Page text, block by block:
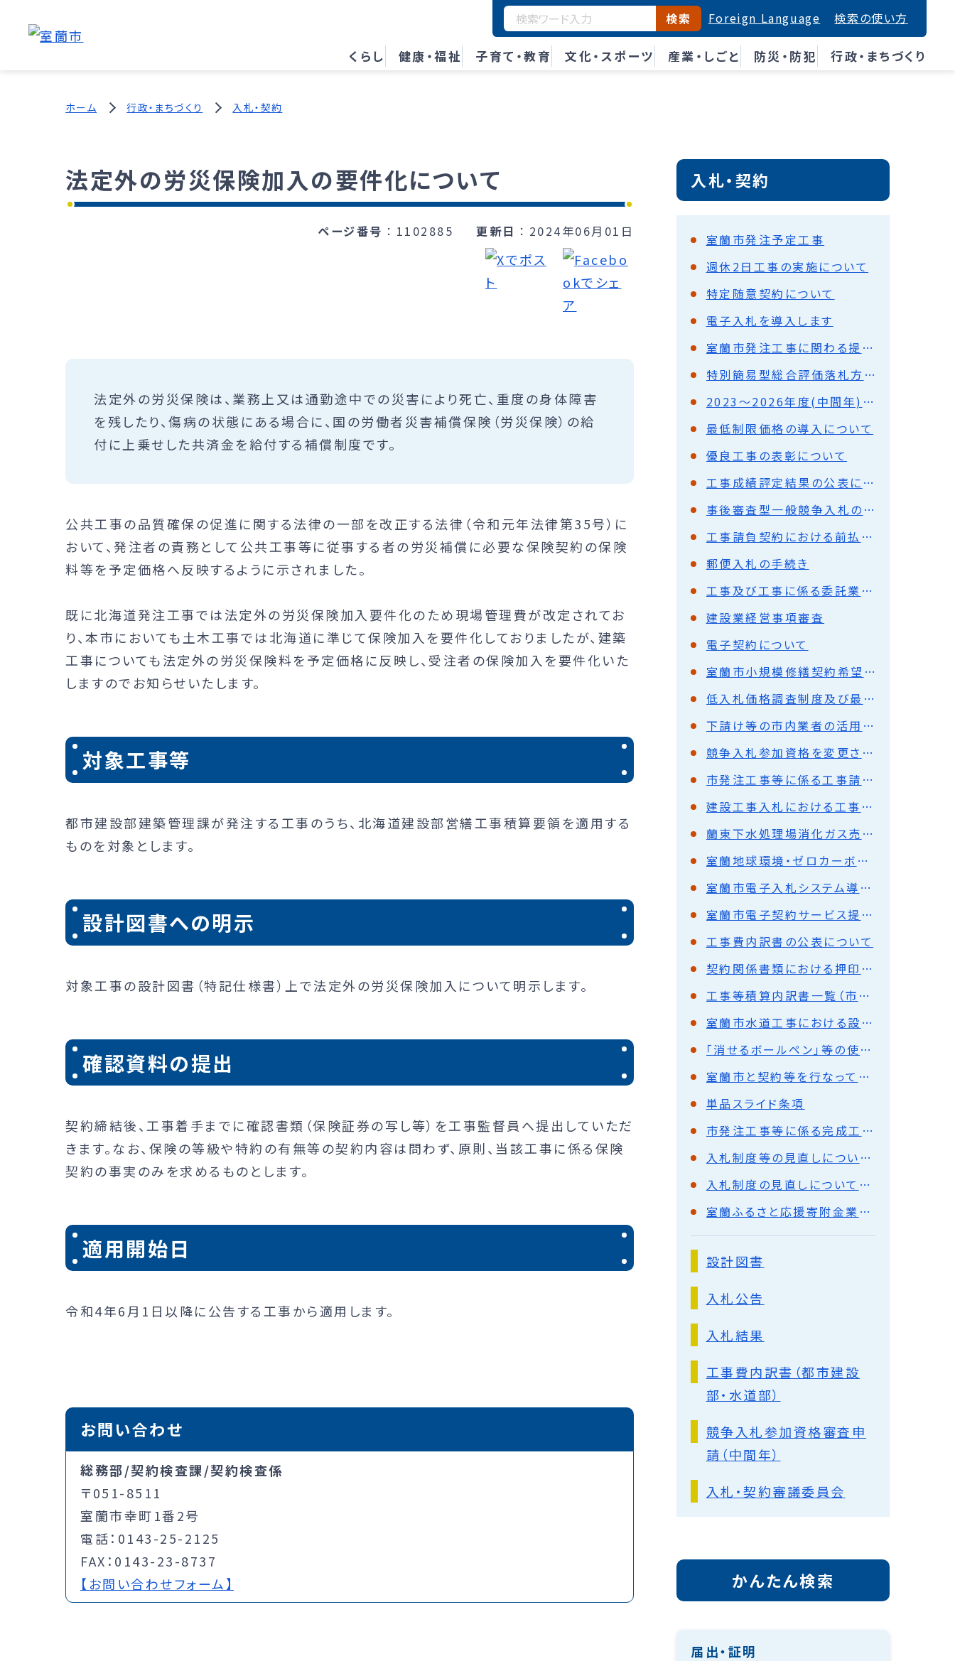
くらし 健康・福祉 子育て・教育 文化・スポーツ 産業・しごと 防災・防犯 行政・まちづくり
検索 Foreign Language 検索の使い方
ホーム 行政・まちづくり 入札・契約
法定外の労災保険加入の要件化について
ページ番号 1102885 更新日 2024年06月01日
法定外の労災保険は、業務上又は通勤途中での災害により死亡、重度の身体障害
を残したり、傷病の状態にある場合に、国の労働者災害補償保険（労災保険）の給
付に上乗せした共済金を給付する補償制度です。
公共工事の品質確保の促進に関する法律の一部を改正する法律（令和元年法律第35号）に
おいて、発注者の責務として公共工事等に従事する者の労災補償に必要な保険契約の保険
料等を予定価格へ反映するように示されました。
既に北海道発注工事では法定外の労災保険加入要件化のため現場管理費が改定されてお
り、本市においても土木工事では北海道に準じて保険加入を要件化しておりましたが、建築
工事についても法定外の労災保険料を予定価格に反映し、受注者の保険加入を要件化いた
しますのでお知らせいたします。
対象工事等
都市建設部建築管理課が発注する工事のうち、北海道建設部営繕工事積算要領を適用する
ものを対象とします。
設計図書への明示
対象工事の設計図書（特記仕様書）上で法定外の労災保険加入について明示します。
確認資料の提出
契約締結後、工事着手までに確認書類（保険証券の写し等）を工事監督員へ提出していただ
きます。なお、保険の等級や特約の有無等の契約内容は問わず、原則、当該工事に係る保険
契約の事実のみを求めるものとします。
適用開始日
令和4年6月1日以降に公告する工事から適用します。
お問い合わせ
総務部/契約検査課/契約検査係
〒051-8511
室蘭市幸町1番2号
電話：0143-25-2125
FAX：0143-23-8737
【お問い合わせフォーム】
入札・契約
室蘭市発注予定工事
週休2日工事の実施について
特定随意契約について
電子入札を導入します
室蘭市発注工事に関わる提出書類
特別簡易型総合評価落札方式について
2023～2026年度(中間年)室蘭市競争入札参加資格者名簿
最低制限価格の導入について
優良工事の表彰について
工事成績評定結果の公表について
事後審査型一般競争入札の導入について
工事請負契約における前払金の使途に係る特例の恒久化について
郵便入札の手続き
工事及び工事に係る委託業務の入札参加業者の皆さまへ
建設業経営事項審査
電子契約について
室蘭市小規模修繕契約希望者の登録
低入札価格調査制度及び最低制限価格制度の概要
下請け等の市内業者の活用について
競争入札参加資格を変更される方へ
市発注工事等に係る工事請負代金債権の譲渡を活用した融資制度等の活用について
建設工事入札における工事費内訳書の提出について
蘭東下水処理場消化ガス売却事業の協定締結について(平成26年11月12日更新)
室蘭地球環境・ゼロカーボンシティ普及啓発業務公募型プロポーザル
室蘭市電子入札システム導入・運用業務委託に係る公募型見積合わせの実施について
室蘭市電子契約サービス提供業務委託に係る入札の実施について
工事費内訳書の公表について
契約関係書類における押印の見直しについて
工事等積算内訳書一覧（市立病院）
室蘭市水道工事における設計付概算数量発注方式試行について(令和2年3月)
「消せるボールペン」等の使用について
室蘭市と契約等を行なっている皆様へ
単品スライド条項
市発注工事等に係る完成工事等未収入金債権の流動化について
入札制度等の見直しについて（測量・設計・調査の委託）
入札制度の見直しについて（入札参加制限等）
室蘭ふるさと応援寄附金業務委託に係る企画提案の募集（公募型プロポーザル方式）
設計図書
入札公告
入札結果
工事費内訳書（都市建設
部・水道部）
競争入札参加資格審査申
請（中間年）
入札・契約審議委員会
かんたん検索
届出・証明